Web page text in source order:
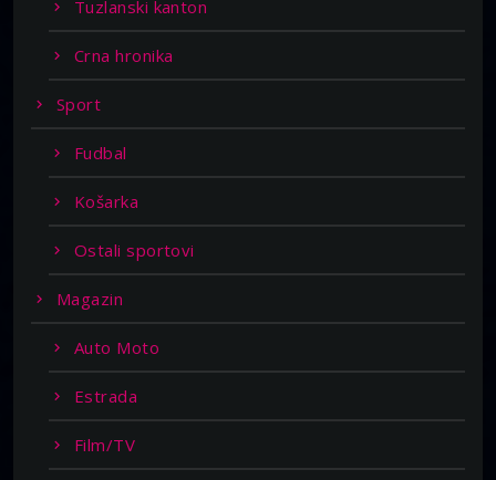
Tuzlanski kanton
Crna hronika
Sport
Fudbal
Košarka
Ostali sportovi
Magazin
Auto Moto
Estrada
Film/TV